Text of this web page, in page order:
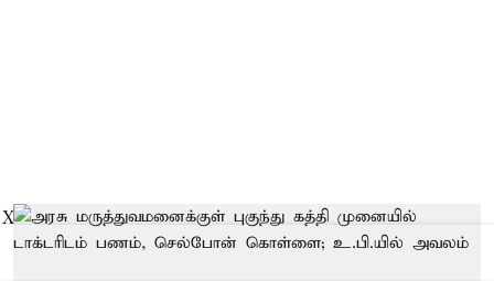
X